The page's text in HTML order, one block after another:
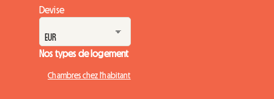
Devise
Nos types de logement
Chambres chez l'habitant